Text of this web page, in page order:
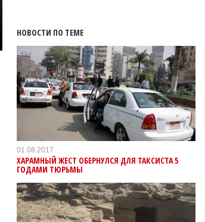
НОВОСТИ ПО ТЕМЕ
01.08.2017
ХАРАМНЫЙ ЖЕСТ ОБЕРНУЛСЯ ДЛЯ ТАКСИСТА 5
ГОДАМИ ТЮРЬМЫ